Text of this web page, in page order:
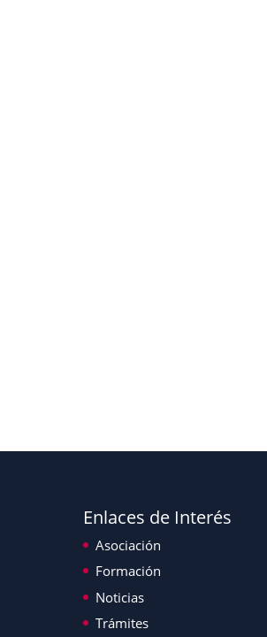
Enlaces de Interés
Asociación
Formación
Noticias
Trámites